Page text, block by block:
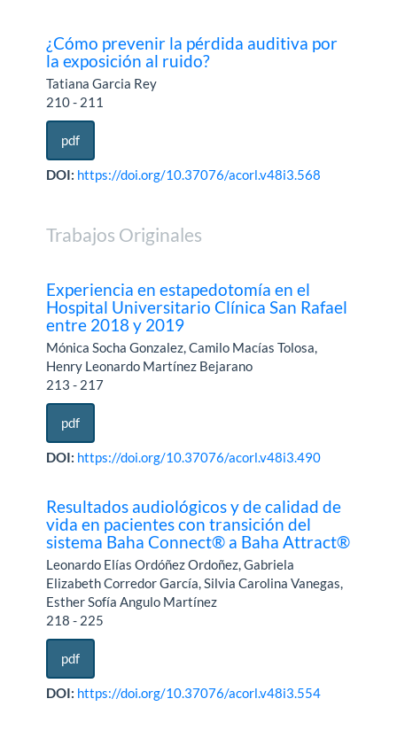
¿Cómo prevenir la pérdida auditiva por
la exposición al ruido?
Tatiana Garcia Rey
210 - 211
pdf
DOI: https://doi.org/10.37076/acorl.v48i3.568
Trabajos Originales
Experiencia en estapedotomía en el
Hospital Universitario Clínica San Rafael
entre 2018 y 2019
Mónica Socha Gonzalez, Camilo Macías Tolosa,
Henry Leonardo Martínez Bejarano
213 - 217
pdf
DOI: https://doi.org/10.37076/acorl.v48i3.490
Resultados audiológicos y de calidad de
vida en pacientes con transición del
sistema Baha Connect® a Baha Attract®
Leonardo Elías Ordóñez Ordoñez, Gabriela
Elizabeth Corredor García, Silvia Carolina Vanegas,
Esther Sofía Angulo Martínez
218 - 225
pdf
DOI: https://doi.org/10.37076/acorl.v48i3.554